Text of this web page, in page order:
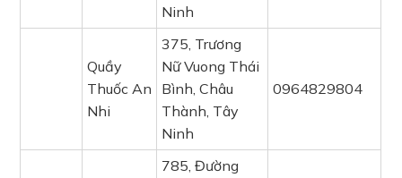
Ninh
Quầy
Thuốc An
Nhi
375, Trương
Nữ Vuong Thái
Bình, Châu
Thành, Tây
Ninh
0964829804
785, Đường